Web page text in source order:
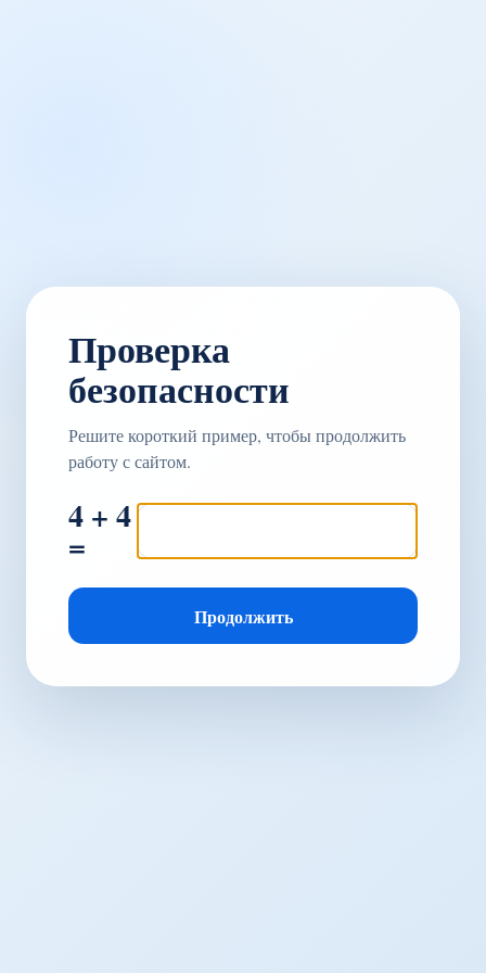
Проверка
безопасности
Решите короткий пример, чтобы продолжить
работу с сайтом.
4 + 4
=
Продолжить